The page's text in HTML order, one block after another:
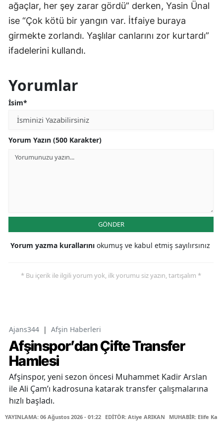
ağaçlar, her şey zarar gördü” derken, Yasin Ünal
ise “Çok kötü bir yangın var. İtfaiye buraya
girmekte zorlandı. Yaşlılar canlarını zor kurtardı”
ifadelerini kullandı.
Yorumlar
İsim*
Yorum Yazın (500 Karakter)
GÖNDER
Yorum yazma kurallarını okumuş ve kabul etmiş sayılırsınız
* Bu içerik ile ilgili yorum yok, ilk yorumu siz yazın, tartışalım *
Ajans344 | Afşin Haberleri
Afşinspor’dan Çifte Transfer
Hamlesi
Afşinspor, yeni sezon öncesi Muhammet Kadir Arslan
ile Ali Çam’ı kadrosuna katarak transfer çalışmalarına
hızlı başladı.
YAYINLAMA: 06 Ağustos 2026 - 01:22 EDİTÖR: Atiye ARIKAN MUHABİR: Elife